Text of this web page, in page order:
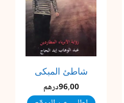
شاطئ المبكى
96,00درهم